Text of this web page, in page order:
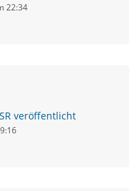
22:34
veröffentlicht